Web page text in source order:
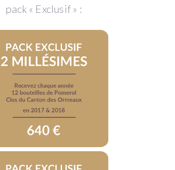
pack « Exclusif » :